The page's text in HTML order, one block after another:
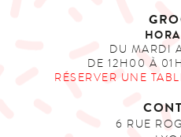
DU MARDI
DE 12H00 À
RÉSERVER UNE
6 RUE